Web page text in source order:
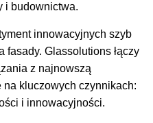
i budownictwa.
innowacyjnych szyb
fasady. Glassolutions łączy
z najnowszą
kluczowych czynnikach:
i innowacyjności.